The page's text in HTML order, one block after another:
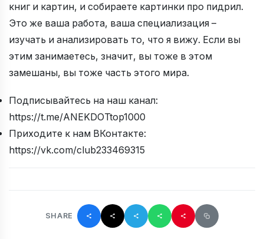
книг и картин, и собираете картинки про пидрил.
Это же ваша работа, ваша специализация –
изучать и анализировать то, что я вижу. Если вы
этим занимаетесь, значит, вы тоже в этом
замешаны, вы тоже часть этого мира.
Подписывайтесь на наш канал:
https://t.me/ANEKDOTtop1000
Приходите к нам ВКонтакте:
https://vk.com/club233469315
SHARE